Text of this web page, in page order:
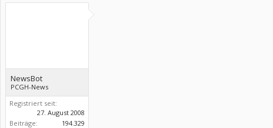
NewsBot
PCGH-News
Registriert seit:
27. August 2008
Beiträge:
194.329